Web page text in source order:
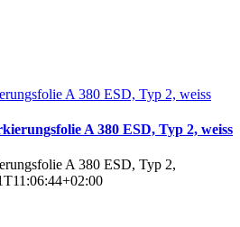
A 380 ESD, Typ 2, weiss
A 380 ESD, Typ 2, weiss
A 380 ESD, Typ 2,